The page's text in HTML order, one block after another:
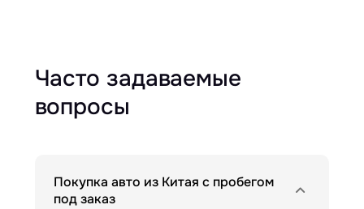
Часто задаваемые
вопросы
Покупка авто из Китая с пробегом
под заказ